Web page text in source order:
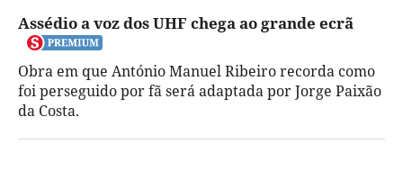
Assédio a voz dos UHF chega ao grande ecrã
Obra em que António Manuel Ribeiro recorda como
foi perseguido por fã será adaptada por Jorge Paixão
da Costa.